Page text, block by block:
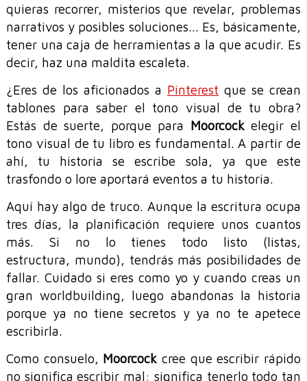
quieras recorrer, misterios que revelar, problemas
narrativos y posibles soluciones... Es, básicamente,
tener una caja de herramientas a la que acudir. Es
decir, haz una maldita escaleta.
¿Eres de los aficionados a Pinterest que se crean
tablones para saber el tono visual de tu obra?
Estás de suerte, porque para Moorcockelegir el
tono visual de tu libro es fundamental. A partir de
ahí, tu historia se escribe sola, ya que este
trasfondo o lore aportará eventos a tu historia.
Aquí hay algo de truco. Aunque la escritura ocupa
tres días, la planificación requiere unos cuantos
más. Si no lo tienes todo listo (listas,
estructura, mundo), tendrás más posibilidades de
fallar. Cuidado si eres como yo y cuando creas un
gran worldbuilding, luego abandonas la historia
porque ya no tiene secretos y ya no te apetece
escribirla.
Como consuelo, Moorcock cree que escribir rápido
no significa escribir mal: significa tenerlo todo tan